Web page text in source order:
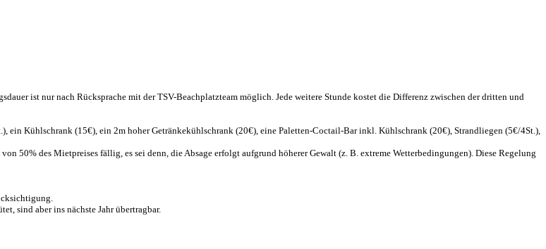
ist nur nach Rücksprache mit der TSV-Beachplatzteam möglich. Jede weitere Stunde kostet die Differenz zwischen der dritten und
ein Kühlschrank (15€), ein 2m hoher Getränkekühlschrank (20€), eine Paletten-Coctail-Bar inkl. Kühlschrank (20€), Strandliegen (5€/4St.),
50% des Mietpreises fällig, es sei denn, die Absage erfolgt aufgrund höherer Gewalt (z. B. extreme Wetterbedingungen). Diese Regelung
sind aber ins nächste Jahr übertragbar.